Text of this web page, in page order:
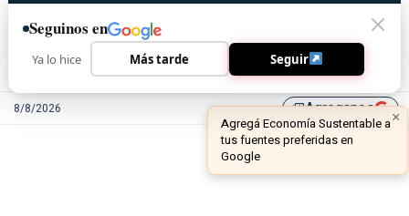
8/8/2026 library_addAgreganos
Seguinos en
Ya lo hice Más tarde Seguir